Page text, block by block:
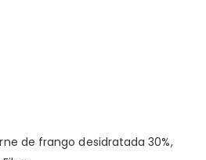
de frango desidratada 30%,